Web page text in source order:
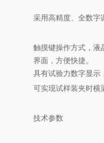
采用高精度、全数字
触摸键操作方式，液
界面，方便快捷。
具有试验力数字显示
可实现试样装夹时横
技术参数